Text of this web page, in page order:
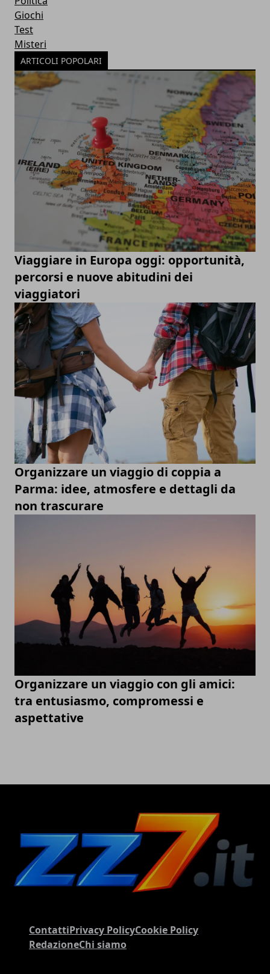
Giochi
Test
Misteri
ARTICOLI POPOLARI
Viaggiare in Europa oggi: opportunità,
percorsi e nuove abitudini dei
viaggiatori
Organizzare un viaggio di coppia a
Parma: idee, atmosfere e dettagli da
non trascurare
Organizzare un viaggio con gli amici:
tra entusiasmo, compromessi e
aspettative
ContattiPrivacy PolicyCookie Policy
RedazioneChi siamo